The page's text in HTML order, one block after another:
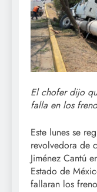
El chofer dijo
falla en los
Este lunes se
revolvedora de
Jiménez Cantú
Estado de
fallaran los